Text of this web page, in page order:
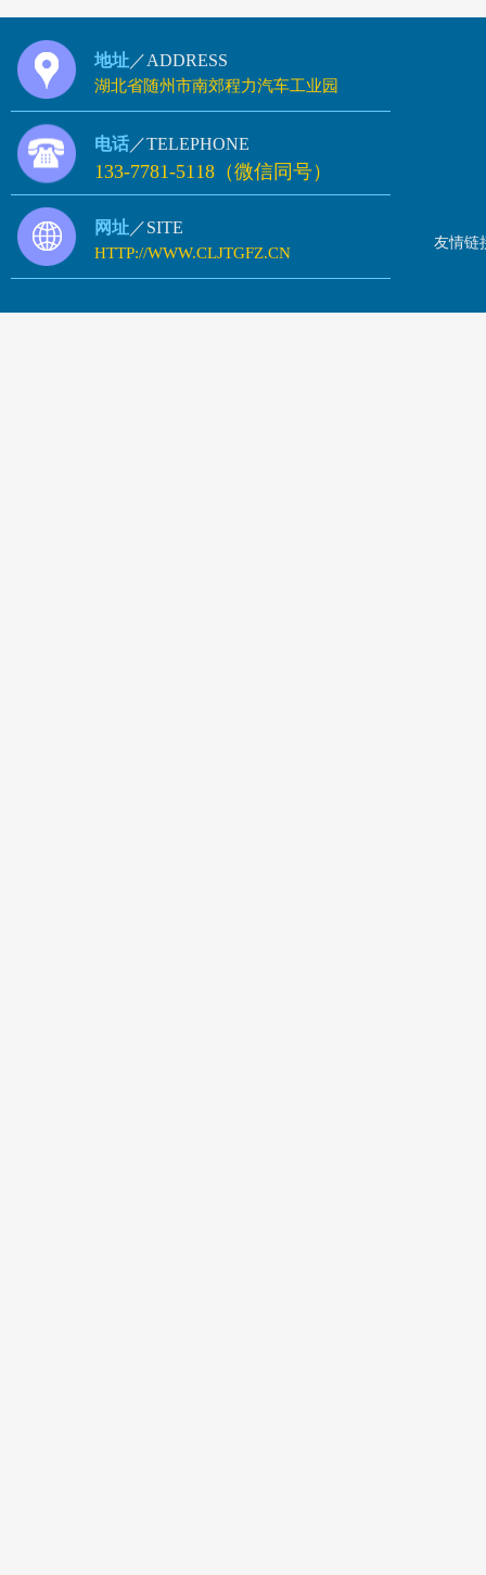
地址 ／ADDRESS
湖北省随州市南郊程力汽车工业园
电话 ／TELEPHONE
133-7781-5118（微信同号）
网址 ／SITE
HTTP://WWW.CLJTGFZ.CN
友情链